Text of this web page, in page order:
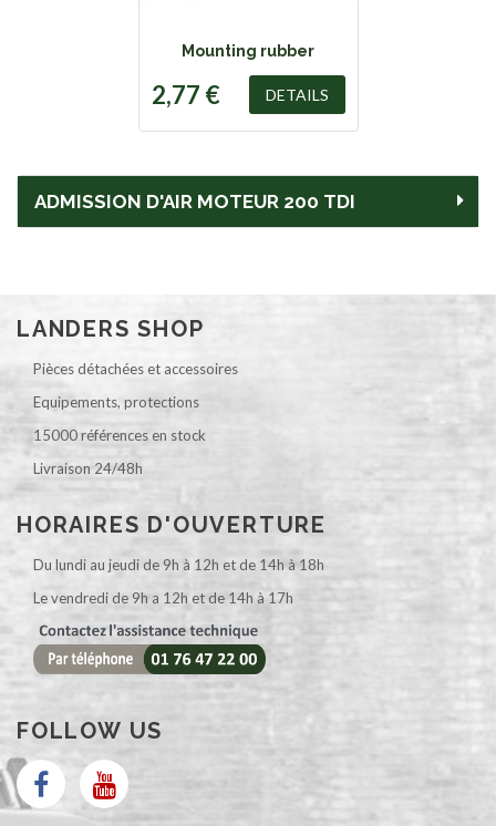
ADMISSION D'AIR MOTEUR 200 TDI
Mounting rubber
2,77 € DETAILS
LANDERS SHOP
Pièces détachées et accessoires
Equipements, protections
15000 références en stock
Livraison 24/48h
HORAIRES D'OUVERTURE
Du lundi au jeudi de 9h à 12h et de 14h à 18h
Le vendredi de 9h a 12h et de 14h à 17h
FOLLOW US